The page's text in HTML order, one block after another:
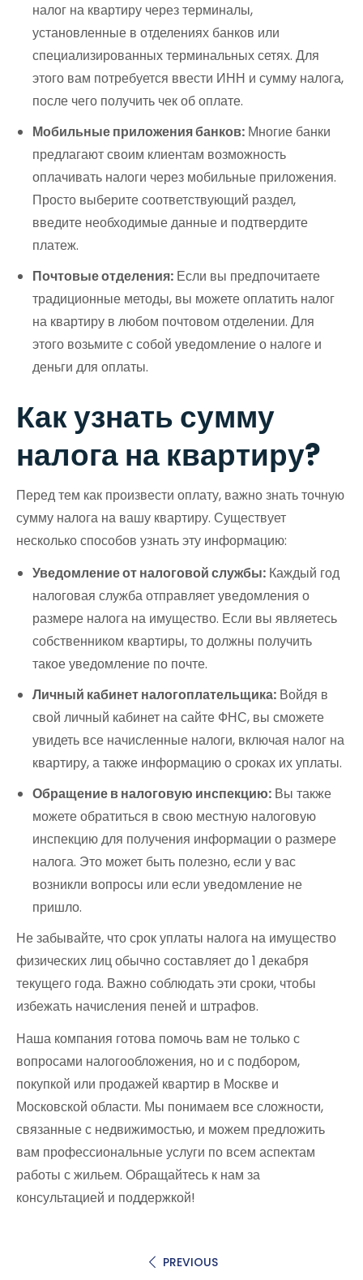
налог на квартиру через терминалы,
установленные в отделениях банков или
специализированных терминальных сетях. Для
этого вам потребуется ввести ИНН и сумму налога,
после чего получить чек об оплате.
Мобильные приложения банков: Многие банки
предлагают своим клиентам возможность
оплачивать налоги через мобильные приложения.
Просто выберите соответствующий раздел,
введите необходимые данные и подтвердите
платеж.
Почтовые отделения: Если вы предпочитаете
традиционные методы, вы можете оплатить налог
на квартиру в любом почтовом отделении. Для
этого возьмите с собой уведомление о налоге и
деньги для оплаты.
Как узнать сумму
налога на квартиру?
Перед тем как произвести оплату, важно знать точную
сумму налога на вашу квартиру. Существует
несколько способов узнать эту информацию:
Уведомление от налоговой службы: Каждый год
налоговая служба отправляет уведомления о
размере налога на имущество. Если вы являетесь
собственником квартиры, то должны получить
такое уведомление по почте.
Личный кабинет налогоплательщика: Войдя в
свой личный кабинет на сайте ФНС, вы сможете
увидеть все начисленные налоги, включая налог на
квартиру, а также информацию о сроках их уплаты.
Обращение в налоговую инспекцию: Вы также
можете обратиться в свою местную налоговую
инспекцию для получения информации о размере
налога. Это может быть полезно, если у вас
возникли вопросы или если уведомление не
пришло.
Не забывайте, что срок уплаты налога на имущество
физических лиц обычно составляет до 1 декабря
текущего года. Важно соблюдать эти сроки, чтобы
избежать начисления пеней и штрафов.
Наша компания готова помочь вам не только с
вопросами налогообложения, но и с подбором,
покупкой или продажей квартир в Москве и
Московской области. Мы понимаем все сложности,
связанные с недвижимостью, и можем предложить
вам профессиональные услуги по всем аспектам
работы с жильем. Обращайтесь к нам за
консультацией и поддержкой!
PREVIOUS